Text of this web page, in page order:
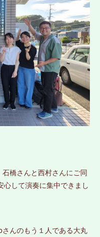
橋さんと西村さんにご同
して演奏に集中できまし
んのもう１人である大丸